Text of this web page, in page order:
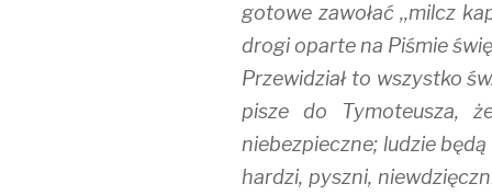
gotowe zawołać ,,milcz
drogi oparte na Piśmie
Przewidział to wszystko
pisze do Tymoteusza,
niebezpieczne; ludzie
hardzi, pyszni,